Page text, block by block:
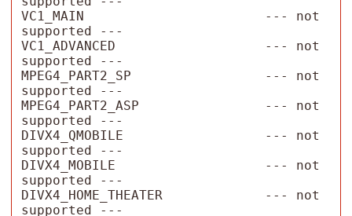
VC1_MAIN                       --- not
supported ---
VC1_ADVANCED                   --- not
supported ---
MPEG4_PART2_SP                 --- not
supported ---
MPEG4_PART2_ASP                --- not
supported ---
DIVX4_QMOBILE                  --- not
supported ---
DIVX4_MOBILE                   --- not
supported ---
DIVX4_HOME_THEATER             --- not
supported ---